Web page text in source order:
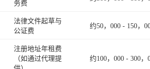
务费
法律文件起草与
公证费
约50，000 - 150，
注册地址年租费
（如通过代理提
约100，000 - 300，